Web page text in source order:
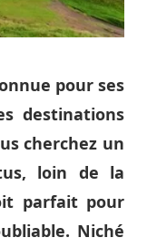
pour ses
destinations
cherchez un
loin de la
parfait pour
Niché